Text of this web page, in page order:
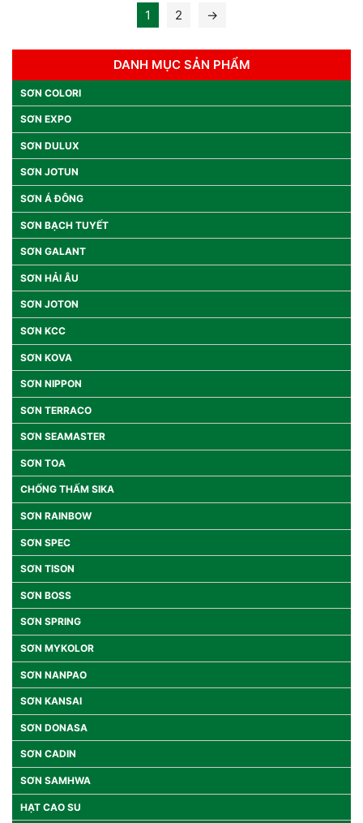
1 2 →
DANH MỤC SẢN PHẨM
SƠN COLORI
SƠN EXPO
SƠN DULUX
SƠN JOTUN
SƠN Á ĐÔNG
SƠN BẠCH TUYẾT
SƠN GALANT
SƠN HẢI ÂU
SƠN JOTON
SƠN KCC
SƠN KOVA
SƠN NIPPON
SƠN TERRACO
SƠN SEAMASTER
SƠN TOA
CHỐNG THẤM SIKA
SƠN RAINBOW
SƠN SPEC
SƠN TISON
SƠN BOSS
SƠN SPRING
SƠN MYKOLOR
SƠN NANPAO
SƠN KANSAI
SƠN DONASA
SƠN CADIN
SƠN SAMHWA
HẠT CAO SU